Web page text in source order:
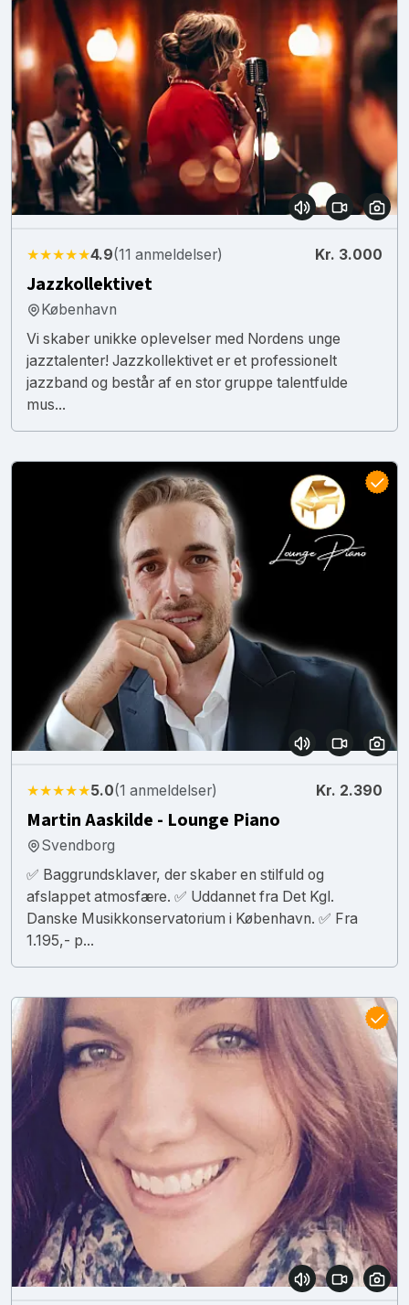
★★★★★4.9(11 anmeldelser) Kr. 3.000
Jazzkollektivet
København
Vi skaber unikke oplevelser med Nordens unge
jazztalenter! Jazzkollektivet er et professionelt
jazzband og består af en stor gruppe talentfulde
mus...
★★★★★5.0(1 anmeldelser) Kr. 2.390
Martin Aaskilde - Lounge Piano
Svendborg
✅ Baggrundsklaver, der skaber en stilfuld og
afslappet atmosfære. ✅ Uddannet fra Det Kgl.
Danske Musikkonservatorium i København. ✅ Fra
1.195,- p...